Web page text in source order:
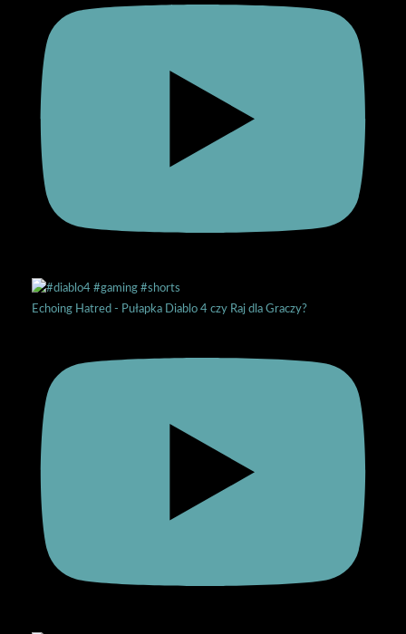
Echoing Hatred - Pułapka Diablo 4 czy Raj dla Graczy?